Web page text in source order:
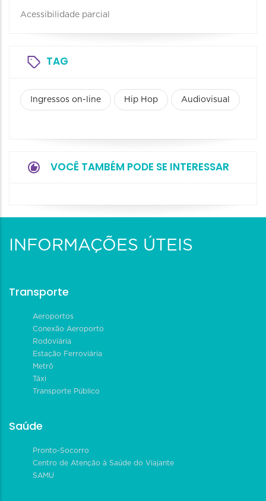
Acessibilidade parcial
TAG
Ingressos on-line Hip Hop Audiovisual
VOCÊ TAMBÉM PODE SE INTERESSAR
INFORMAÇÕES ÚTEIS
Transporte
Aeroportos
Conexão Aeroporto
Rodoviária
Estação Ferroviária
Metrô
Táxi
Transporte Público
Saúde
Pronto-Socorro
Centro de Atenção à Saúde do Viajante
SAMU